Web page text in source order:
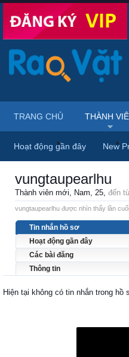
Trang chủ Thành viên
vungtaupearlhu
Thành viên mới, Nam, 25, đến
vungtaupearlhu được nhìn thấy lần
Tin nhắn hồ sơ
Hoạt động gần đây
Các bài đăng
Thông tin
Hiện tại không có tin nhắn trong hồ
TRANG CHỦ THÀNH
Hoạt động gần đây New